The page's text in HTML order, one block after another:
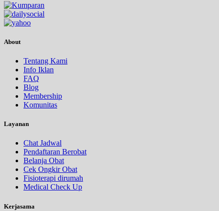
About
Tentang Kami
Info Iklan
FAQ
Blog
Membership
Komunitas
Layanan
Chat Jadwal
Pendaftaran Berobat
Belanja Obat
Cek Ongkir Obat
Fisioterapi dirumah
Medical Check Up
Kerjasama